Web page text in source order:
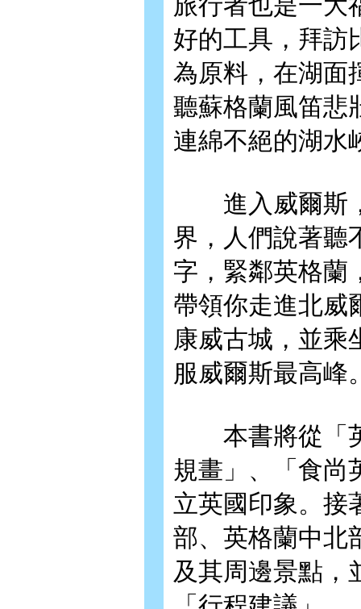
好的工具，拜訪
為原料，在湖面
聽蘇格蘭風笛悲
連綿不絕的湖水
進入威爾斯，
界，人們說著聽
字，緊鄰英格蘭
帶領你走進北威
康威古城，並乘
服威爾斯最高峰
本書將從「英
規畫」、「食尚
立英國印象。接
部、英格蘭中北
及其周邊景點，